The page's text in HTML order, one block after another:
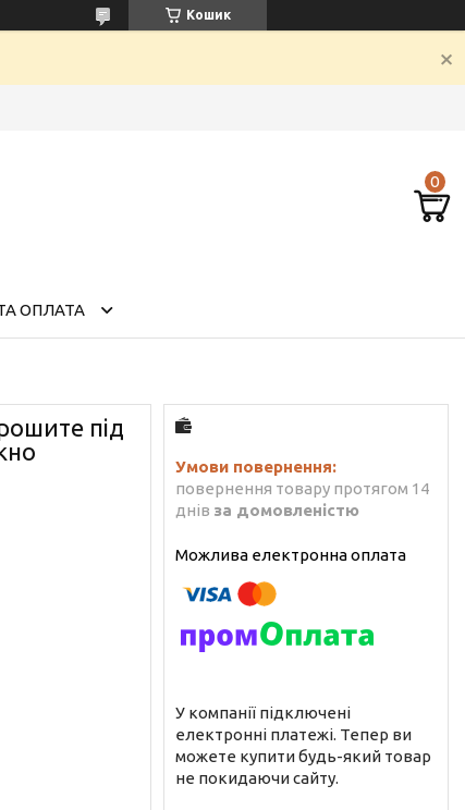
Кошик
ОПЛАТА
під
повернення товару протягом 14
днів за домовленістю
У компанії підключені
електронні платежі. Тепер ви
можете купити будь-який товар
не покидаючи сайту.